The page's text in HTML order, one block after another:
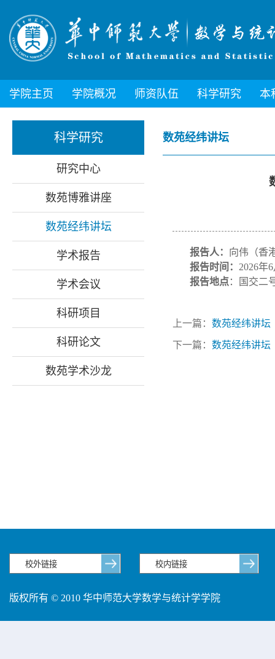
学院主页 学院概况 师资队伍 科学研究 本
科学研究
研究中心
数苑博雅讲座
数苑经纬讲坛
学术报告
学术会议
科研项目
科研论文
数苑学术沙龙
数苑经纬讲坛
报告人： 向伟（香
报告时间： 2026年
报告地点： 国交二
上一篇： 数苑经纬讲坛
下一篇： 数苑经纬讲坛
版权所有 © 2010 华中师范大学数学与统计学学院